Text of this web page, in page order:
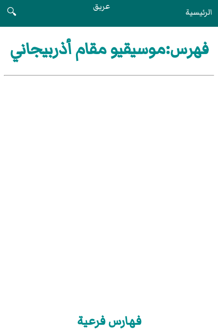
الرئيسية عريق
🔍
فهرس:موسيقيو مقام أذربيجاني
فهارس فرعية